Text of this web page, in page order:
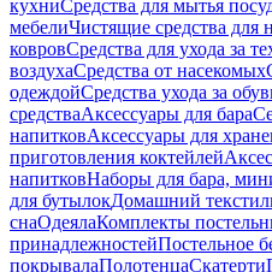
кухниСредства для мытья
мебелиЧистящие средства
ковровСредства для ухода за
воздухаСредства от насекомых
одеждойСредства ухода за
средстваАксессуары для бара
напитковАксессуары для
приготовления коктейлей
напитковНаборы для бара,
для бутылокДомашний
снаОдеялаКомплекты
принадлежностейПостельное
покрывалаПолотенцаСкатерти